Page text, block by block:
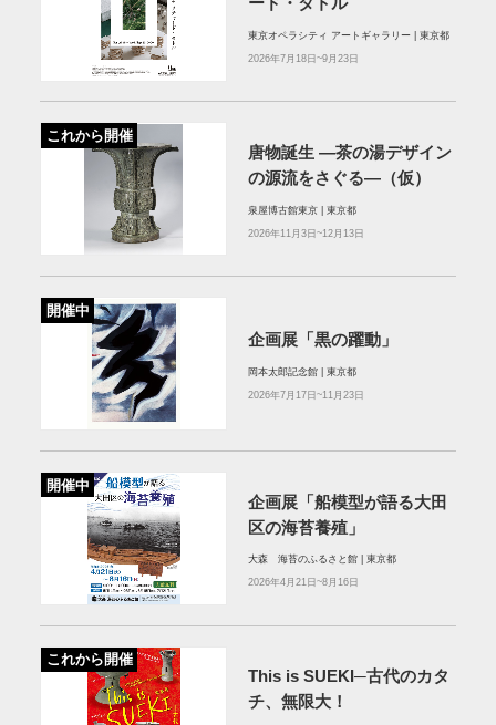
ード・タトル
東京オペラシティ アートギャラリー | 東京都
2026年7月18日~9月23日
これから開催
唐物誕生 ―茶の湯デザイン
の源流をさぐる―（仮）
泉屋博古館東京 | 東京都
2026年11月3日~12月13日
開催中
企画展「黒の躍動」
岡本太郎記念館 | 東京都
2026年7月17日~11月23日
開催中
企画展「船模型が語る大田
区の海苔養殖」
大森 海苔のふるさと館 | 東京都
2026年4月21日~8月16日
これから開催
This is SUEKI─古代のカタ
チ、無限大！